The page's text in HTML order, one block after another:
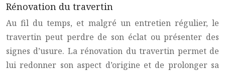
Rénovation du travertin
Au fil du temps, et malgré un entretien régulier, le
travertin peut perdre de son éclat ou présenter des
signes d’usure. La rénovation du travertin permet de
lui redonner son aspect d’origine et de prolonger sa